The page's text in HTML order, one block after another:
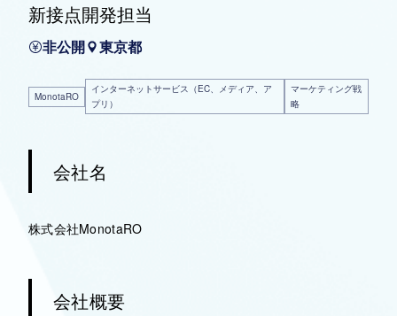
新接点開発担当
非公開 東京都
MonotaRO
インターネットサービス（EC、メディア、ア
プリ）
マーケティング戦
略
会社名
株式会社MonotaRO
会社概要